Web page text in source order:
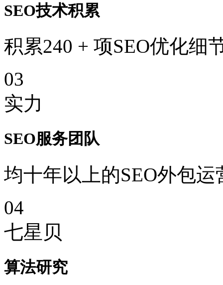
SEO技术积累
积累240 + 项SEO优化细
03
实力
SEO服务团队
均十年以上的SEO外包运
04
七星贝
算法研究